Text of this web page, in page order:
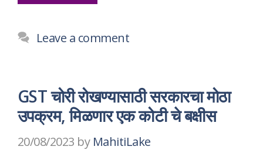
Leave a comment
GST चोरी रोखण्यासाठी सरकारचा मोठा
उपक्रम, मिळणार एक कोटी चे बक्षीस
20/08/2023 by MahitiLake